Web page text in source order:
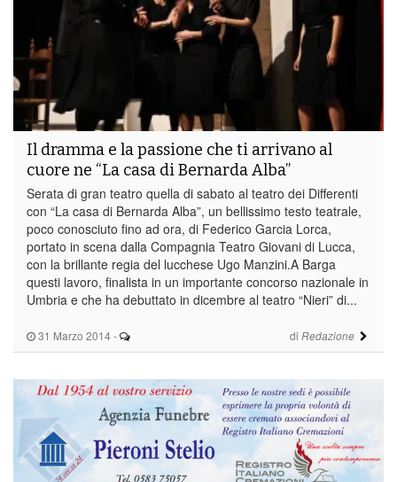
31 Marzo 2014 - di Redazione
Il dramma e la passione che ti arrivano al
cuore ne “La casa di Bernarda Alba”
Serata di gran teatro quella di sabato al teatro dei Differenti
con “La casa di Bernarda Alba”, un bellissimo testo teatrale,
poco conosciuto fino ad ora, di Federico Garcia Lorca,
portato in scena dalla Compagnia Teatro Giovani di Lucca,
con la brillante regia del lucchese Ugo Manzini.A Barga
questi lavoro, finalista in un importante concorso nazionale in
Umbria e che ha debuttato in dicembre al teatro “Nieri” di...